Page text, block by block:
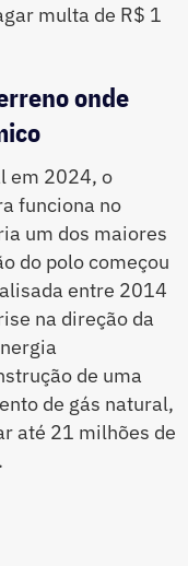
multa de R$ 1
onde
em 2024, o
funciona no
um dos maiores
do polo começou
entre 2014
na direção da
de uma
de gás natural,
até 21 milhões de